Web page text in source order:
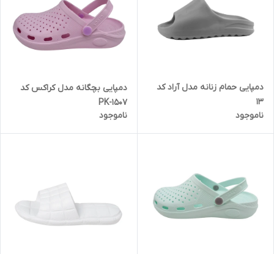
دمپایی حمام زنانه مدل آراد کد
13
ناموجود
دمپایی بچگانه مدل کراکس کد
1507-PK
ناموجود